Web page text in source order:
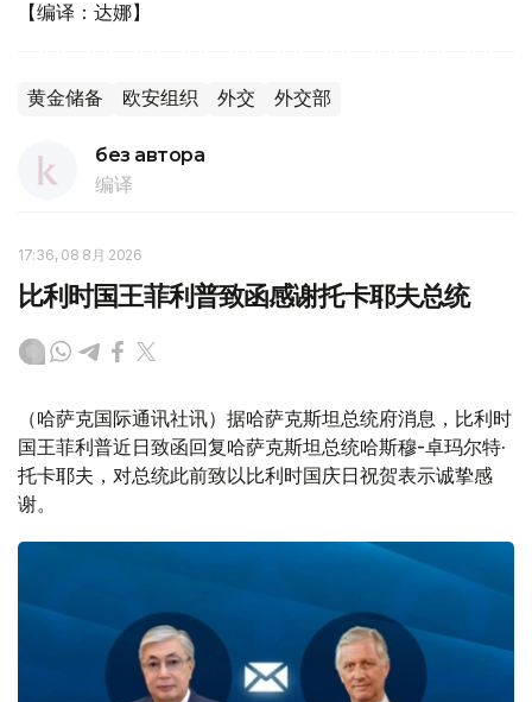
【编译：达娜】
黄金储备 欧安组织 外交 外交部
без автора
编译
17:36, 08 8月 2026
比利时国王菲利普致函感谢托卡耶夫总统
（哈萨克国际通讯社讯）据哈萨克斯坦总统府消息，比利时
国王菲利普近日致函回复哈萨克斯坦总统哈斯穆-卓玛尔特·
托卡耶夫，对总统此前致以比利时国庆日祝贺表示诚挚感
谢。